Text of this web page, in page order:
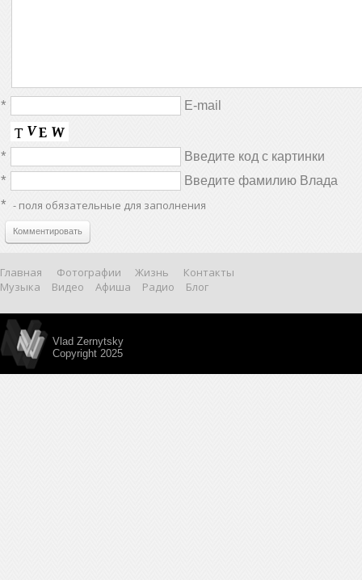
* E-mail
* Введите код с картинки
* Введите фамилию Влада
* - поля обязательные для заполнения
Комментировать
Главная Фотографии Жизнь
Контакты
Музыка
Видео Афиша Радио Блог
Vlad Zernytsky
Copyright 2025